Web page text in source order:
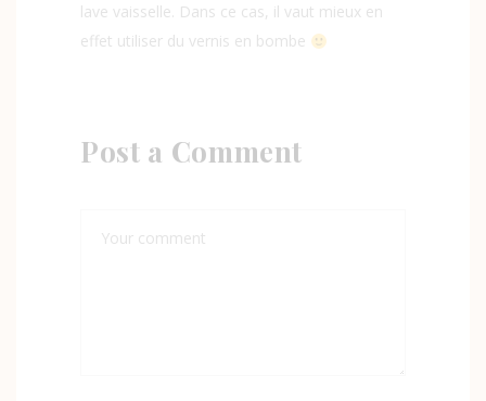
lave vaisselle. Dans ce cas, il vaut mieux en
effet utiliser du vernis en bombe
Post a Comment